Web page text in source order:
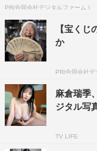
PR(合同会社デジタルファーム )
【宝く
か
PR(合同会社
麻倉瑞季
ジタル写
TV LIFE